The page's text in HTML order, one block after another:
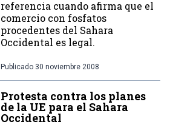
referencia cuando afirma que el
comercio con fosfatos
procedentes del Sahara
Occidental es legal.
Publicado 30 noviembre 2008
Protesta contra los planes
de la UE para el Sahara
Occidental